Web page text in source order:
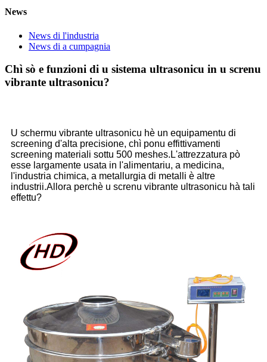
News
News di l'industria
News di a cumpagnia
Chì sò e funzioni di u sistema ultrasonicu in u screnu
vibrante ultrasonicu?
U schermu vibrante ultrasonicu hè un equipamentu di
screening d'alta precisione, chì ponu effittivamenti
screening materiali sottu 500 meshes.L'attrezzatura pò
esse largamente usata in l'alimentariu, a medicina,
l'industria chimica, a metallurgia di metalli è altre
industrii.Allora perchè u screnu vibrante ultrasonicu hà tali
effettu?